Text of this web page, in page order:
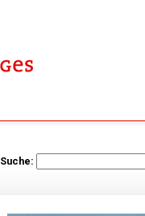
Suche: